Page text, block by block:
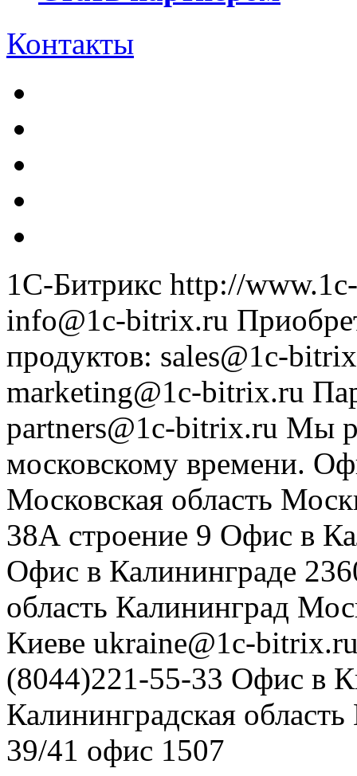
Контакты
1С-Битрикс http://
info@1c-bitrix.ru
продуктов: sales@1c-
marketing@1c-bitrix.ru
partners@1c-bitrix.ru Мы
московскому времени.
Московская область
38А строение 9 Офис в
Офис в Калининграде
область Калининград
Киеве ukraine@1c-
(8044)221-55-33 Офис в
Калининградская область
39/41 офис 1507